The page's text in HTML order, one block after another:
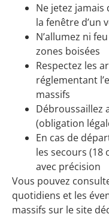
Ne jetez
la fenêtre d’un
N’allumez ni
zones boisées
Respectez les
réglementant
massifs
Débroussaillez
(obligation
En cas de
les secours (18
avec précision
Vous pouvez
quotidiens et les
massifs sur le site